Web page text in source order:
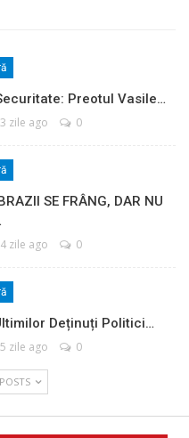
Preotul Vasile…
3 zile ago 0
SE FRÂNG, DAR NU
4 zile ago 0
Deținuți Politici…
5 zile ago 0